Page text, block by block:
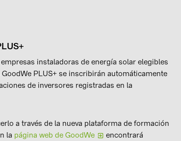
instaladoras de energía solar elegibles
PLUS+ se inscribirán automáticamente
de inversores registradas en la
a través de la nueva plataforma de formación
la página web de GoodWe
encontrará